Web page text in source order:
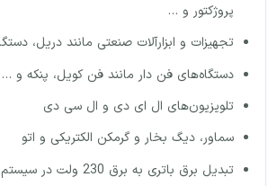
پروژکتور و …
تجهیزات و ابزارآلات صنعتی مانند دریل،
دستگاه‌های فن دار مانند فن کویل، پنکه و …
تلویزیون‌های ال ای دی و ال سی دی
سماور، دیگ بخار و گرمکن الکتریکی و اتو
تبدیل برق باتری به برق 230 ولت در سیستم های برق خورشیدی